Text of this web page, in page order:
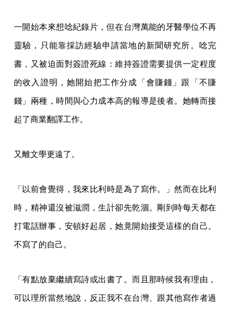
一開始本來想唸紀錄片，但在台灣萬能的牙醫學位不再
靈驗，只能靠採訪經驗申請當地的新聞研究所。唸完
書，又被迫面對簽證死線：維持簽證需要提供一定程度
的收入證明，她開始把工作分成「會賺錢」跟「不賺
錢」兩種，時間與心力成本高的報導是後者。她轉而接
起了商業翻譯工作。
又離文學更遠了。
「以前會覺得，我來比利時是為了寫作。」然而在比利
時，精神還沒被滋潤，生計卻先乾涸。剛到時每天都在
打電話辦事，安頓好起居，她竟開始接受這樣的自己。
不寫了的自己。
「有點放棄繼續寫詩或出書了。而且那時候我有理由，
可以理所當然地說，反正我不在台灣、跟其他寫作者過